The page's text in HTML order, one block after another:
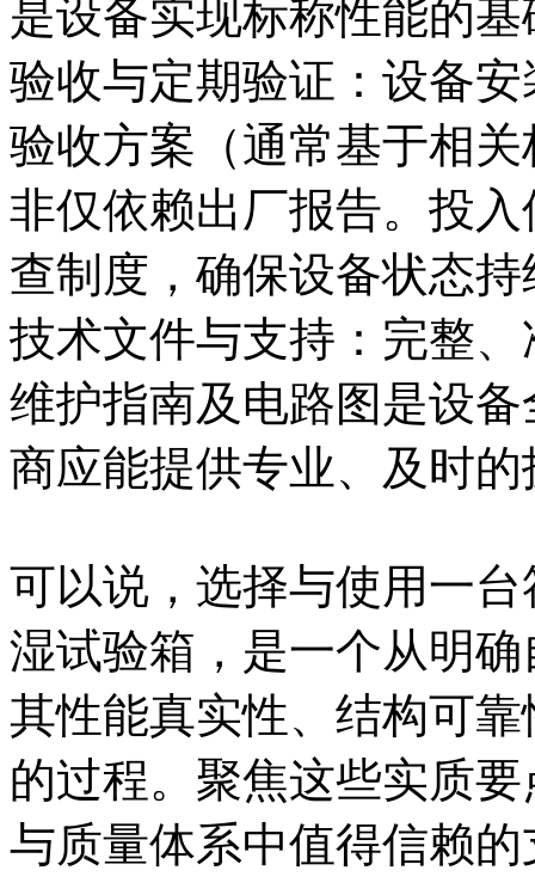
是设备实现标称性能的
验收与定期验证：设备
验收方案（通常基于相
非仅依赖出厂报告。投
查制度，确保设备状态
技术文件与支持：完整
维护指南及电路图是设
商应能提供专业、及时
可以说，选择与使用一
湿试验箱，是一个从明
其性能真实性、结构可
的过程。聚焦这些实质
与质量体系中值得信赖